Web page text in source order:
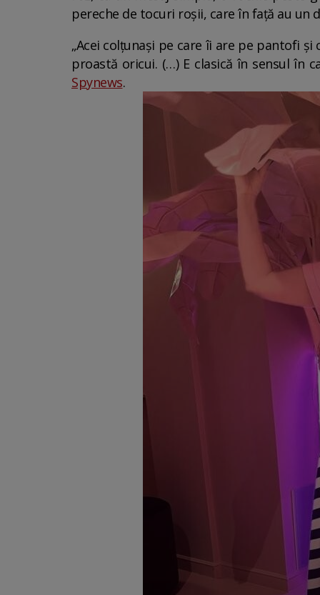
pereche de tocuri roșii, care în față au
„Acei colțunași pe care îi are pe pantofi
proastă oricui. (…) E clasică în sensul în
Spynews.